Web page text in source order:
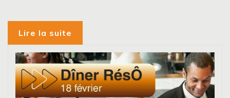
Lire la suite